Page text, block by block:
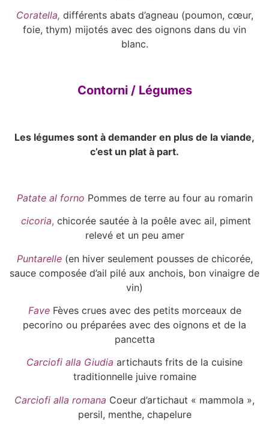
Coratella, différents abats d’agneau (poumon, cœur,
foie, thym) mijotés avec des oignons dans du vin
blanc.
Contorni / Légumes
Les légumes sont à demander en plus de la viande,
c’est un plat à part.
Patate al forno Pommes de terre au four au romarin
cicoria, chicorée sautée à la poêle avec ail, piment
relevé et un peu amer
Puntarelle (en hiver seulement pousses de chicorée,
sauce composée d’ail pilé aux anchois, bon vinaigre de
vin)
Fave Fèves crues avec des petits morceaux de
pecorino ou préparées avec des oignons et de la
pancetta
Carciofi alla Giudia artichauts frits de la cuisine
traditionnelle juive romaine
Carciofi alla romana Coeur d’artichaut « mammola »,
persil, menthe, chapelure